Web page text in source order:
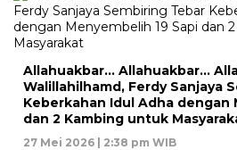
Allahuakbar… Allahuakbar…
Walillahilhamd, Ferdy Sanjaya
Keberkahan Idul Adha dengan
dan 2 Kambing untuk
27 Mei 2026 | 2:38 pm WIB